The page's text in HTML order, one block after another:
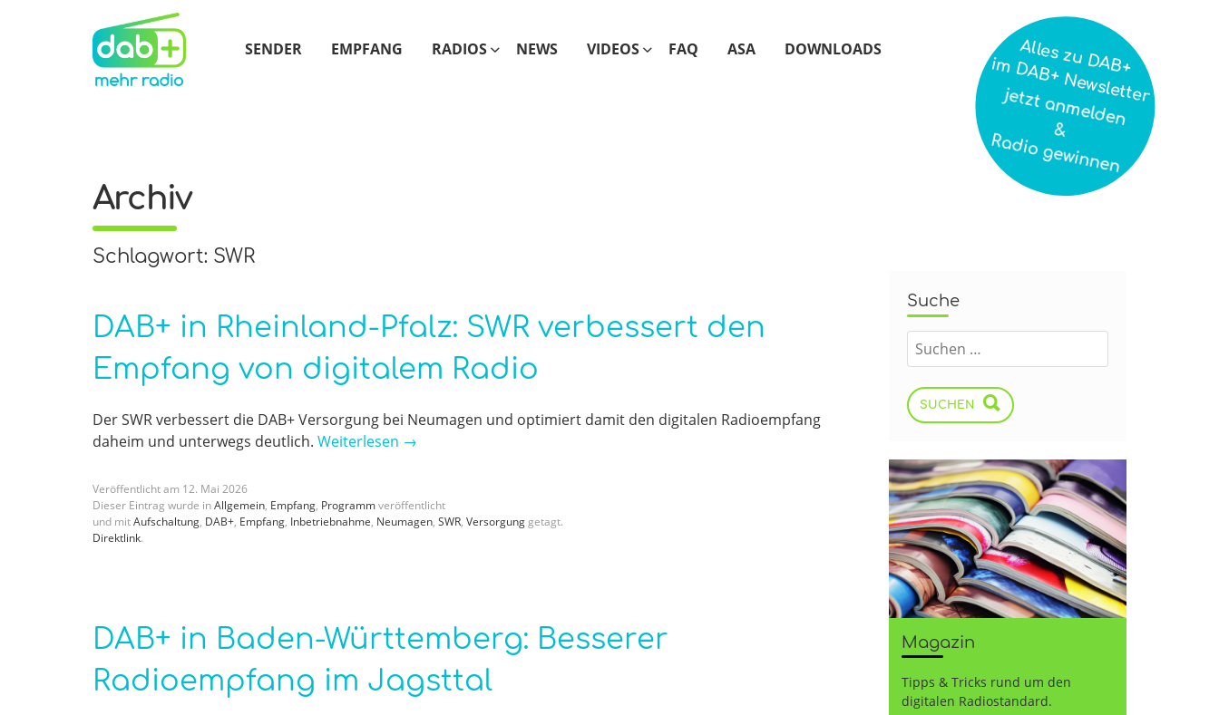
SENDER EMPFANG RADIOS NEWS VIDEOS FAQ ASA DOWNLOADS
Archiv
Schlagwort: SWR
DAB+ in Rheinland-Pfalz: SWR verbessert den
Empfang von digitalem Radio
Der SWR verbessert die DAB+ Versorgung bei Neumagen und optimiert damit den digitalen Radioempfang
daheim und unterwegs deutlich. Weiterlesen →
Veröffentlicht am 12. Mai 2026
Dieser Eintrag wurde inAllgemein, Empfang, Programmveröffentlicht
und mitAufschaltung, DAB+, Empfang, Inbetriebnahme, Neumagen, SWR, Versorgung getagt.
Direktlink.
DAB+ in Baden-Württemberg: Besserer
Radioempfang im Jagsttal
Suche
SUCHEN
Magazin
Tipps & Tricks rund um den
digitalen Radiostandard.
Alles zu DAB+
im DAB+ Newsletter
jetzt anmelden
&
Radio gewinnen